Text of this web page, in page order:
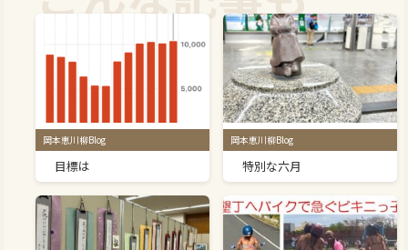
岡本恵川柳Blog
目標は
岡本恵川柳Blog
特別な六月